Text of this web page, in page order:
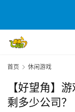
首页 休闲游戏
【好望角】
剩多少公司？